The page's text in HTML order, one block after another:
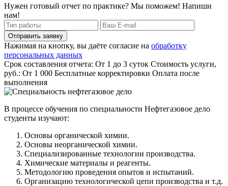
Нужен готовый отчет по практике? Мы поможем! Напиши
нам!
Отправить заявку
Нажимая на кнопку, вы даёте согласие на обработку
персональных данных
Срок составления отчета: От 1 до 3 суток Стоимость услуги,
руб.: От 1 000 Бесплатные корректировки Оплата после
выполнения
В процессе обучения по специальности Нефтегазовое дело
студенты изучают:
Основы органической химии.
Основы неорганической химии.
Специализированные технологии производства.
Химические материалы и реагенты.
Методологию проведения опытов и испытаний.
Организацию технологической цепи производства и т.д.